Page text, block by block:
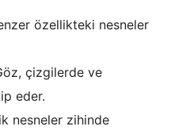
özellikteki nesneler
çizgilerde ve
eder.
nesneler zihinde